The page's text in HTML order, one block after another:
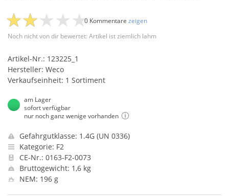
Noch nicht von dir bewertet: Artikel ist ziemlich lahm
0 Kommentare zeigen
Artikel-Nr.: 123225_1
Hersteller: Weco
Verkaufseinheit: 1 Sortiment
am Lager
sofort verfügbar
nur noch ganz wenige vorhanden
Gefahrgutklasse: 1.4G (UN 0336)
Kategorie: F2
CE-Nr.: 0163-F2-0073
Bruttogewicht: 1,6 kg
NEM: 196 g